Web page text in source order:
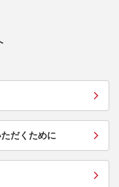
だくために